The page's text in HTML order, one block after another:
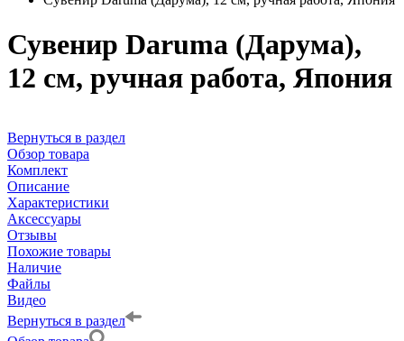
Сувенир Daruma (Дарума),
12 см, ручная работа, Япония
Вернуться в раздел
Обзор товара
Комплект
Описание
Характеристики
Аксессуары
Отзывы
Похожие товары
Наличие
Файлы
Видео
Вернуться в раздел